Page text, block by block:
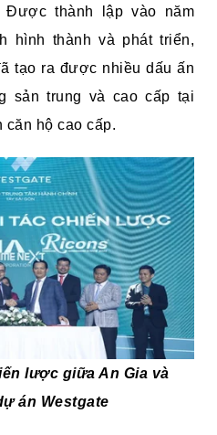
Được thành lập vào năm
hình thành và phát triển,
tạo ra được nhiều dấu ấn
sản trung và cao cấp tại
căn hộ cao cấp.
lược giữa An Gia và
án Westgate